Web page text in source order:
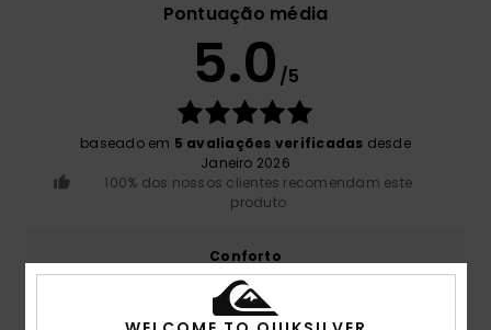
Pontuação média
5.0 /5
baseado em 5 avaliações verificadas desde
Janeiro 2026
100% dos nossos clientes recomendam este
produto
Conforto
4.8